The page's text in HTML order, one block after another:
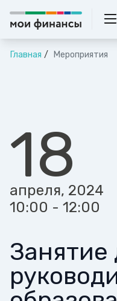
Главная Мероприятия
18
апреля, 2024
10:00 - 12:00
Занятие